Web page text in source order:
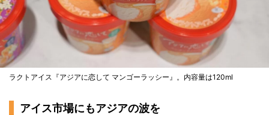
ラクトアイス『アジアに恋して マンゴーラッシー』。内容量は120ml
アイス市場にもアジアの波を